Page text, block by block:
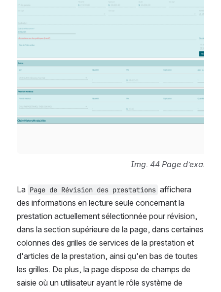
Img. 44 Page
La Page de Révision des prestations affichera
des informations en lecture seule concernant la
prestation actuellement sélectionnée pour révision,
dans la section supérieure de la page, dans certaines
colonnes des grilles de services de la prestation et
d'articles de la prestation, ainsi qu'en bas de toutes
les grilles. De plus, la page dispose de champs de
saisie où un utilisateur ayant le rôle système de